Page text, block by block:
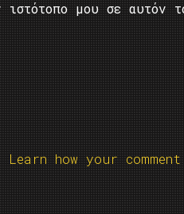
μου σε αυτόν
Learn how your